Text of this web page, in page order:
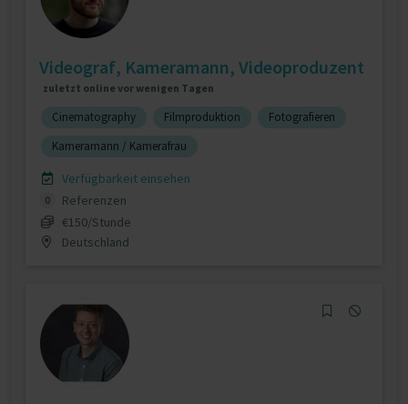
Videograf, Kameramann, Videoproduzent
zuletzt online vor wenigen Tagen
Cinematography Filmproduktion
Fotografieren
Kameramann / Kamerafrau
Verfügbarkeit einsehen
0
Referenzen
€150/Stunde
Deutschland